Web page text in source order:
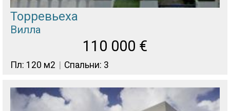
Торревьеха
Вилла
110 000 €
Пл: 120 м2 Спальни: 3